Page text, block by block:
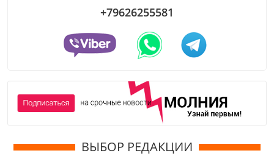
+79626255581
ВЫБОР РЕДАКЦИИ